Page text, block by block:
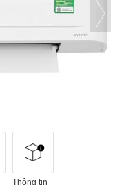
Thông tin